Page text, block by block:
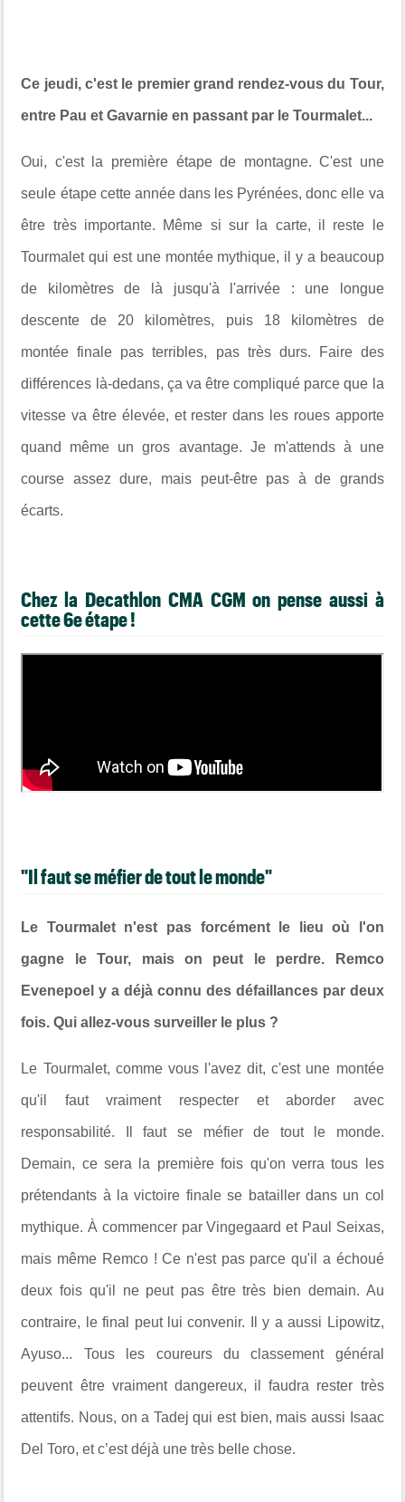
Ce jeudi, c'est le premier grand rendez-vous du Tour,
entre Pau et Gavarnie en passant par le Tourmalet...
Oui, c'est la première étape de montagne. C'est une
seule étape cette année dans les Pyrénées, donc elle va
être très importante. Même si sur la carte, il reste le
Tourmalet qui est une montée mythique, il y a beaucoup
de kilomètres de là jusqu'à l'arrivée : une longue
descente de 20 kilomètres, puis 18 kilomètres de
montée finale pas terribles, pas très durs. Faire des
différences là-dedans, ça va être compliqué parce que la
vitesse va être élevée, et rester dans les roues apporte
quand même un gros avantage. Je m'attends à une
course assez dure, mais peut-être pas à de grands
écarts.
Chez la Decathlon CMA CGM on pense aussi à
cette 6e étape !
"Il faut se méfier de tout le monde"
Le Tourmalet n'est pas forcément le lieu où l'on
gagne le Tour, mais on peut le perdre. Remco
Evenepoel y a déjà connu des défaillances par deux
fois. Qui allez-vous surveiller le plus ?
Le Tourmalet, comme vous l'avez dit, c'est une montée
qu'il faut vraiment respecter et aborder avec
responsabilité. Il faut se méfier de tout le monde.
Demain, ce sera la première fois qu'on verra tous les
prétendants à la victoire finale se batailler dans un col
mythique. À commencer par Vingegaard et Paul Seixas,
mais même Remco ! Ce n'est pas parce qu'il a échoué
deux fois qu'il ne peut pas être très bien demain. Au
contraire, le final peut lui convenir. Il y a aussi Lipowitz,
Ayuso... Tous les coureurs du classement général
peuvent être vraiment dangereux, il faudra rester très
attentifs. Nous, on a Tadej qui est bien, mais aussi Isaac
Del Toro, et c’est déjà une très belle chose.